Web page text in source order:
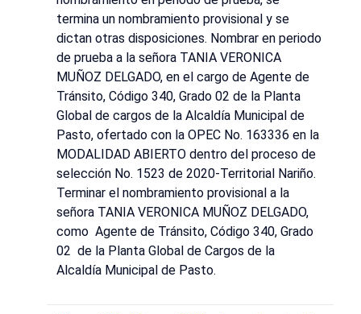
termina un nombramiento provisional y se
dictan otras disposiciones. Nombrar en periodo
de prueba a la señora TANIA VERONICA
MUÑOZ DELGADO, en el cargo de Agente de
Tránsito, Código 340, Grado 02 de la Planta
Global de cargos de la Alcaldía Municipal de
Pasto, ofertado con la OPEC No. 163336 en la
MODALIDAD ABIERTO dentro del proceso de
selección No. 1523 de 2020-Territorial Nariño.
Terminar el nombramiento provisional a la
señora TANIA VERONICA MUÑOZ DELGADO,
como Agente de Tránsito, Código 340, Grado
02 de la Planta Global de Cargos de la
Alcaldía Municipal de Pasto.